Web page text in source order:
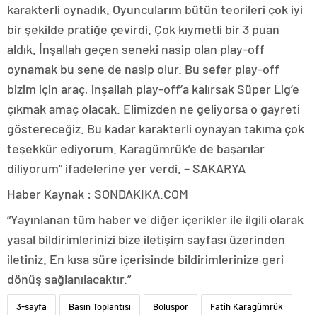
karakterli oynadık. Oyuncularım bütün teorileri çok iyi
bir şekilde pratiğe çevirdi. Çok kıymetli bir 3 puan
aldık. İnşallah geçen seneki nasip olan play-off
oynamak bu sene de nasip olur. Bu sefer play-off
bizim için araç, inşallah play-off’a kalırsak Süper Lig’e
çıkmak amaç olacak. Elimizden ne geliyorsa o gayreti
göstereceğiz. Bu kadar karakterli oynayan takıma çok
teşekkür ediyorum. Karagümrük’e de başarılar
diliyorum” ifadelerine yer verdi. – SAKARYA
Haber Kaynak : SONDAKIKA.COM
“Yayınlanan tüm haber ve diğer içerikler ile ilgili olarak
yasal bildirimlerinizi bize iletişim sayfası üzerinden
iletiniz. En kısa süre içerisinde bildirimlerinize geri
dönüş sağlanılacaktır.”
3-sayfa Basın Toplantısı Boluspor Fatih Karagümrük